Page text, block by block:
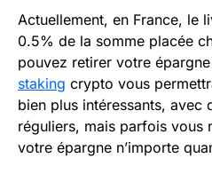
Actuellement, en France, le
0.5% de la somme placée
pouvez retirer votre
staking crypto vous
bien plus intéressants, avec
réguliers, mais parfois vous
votre épargne n’importe